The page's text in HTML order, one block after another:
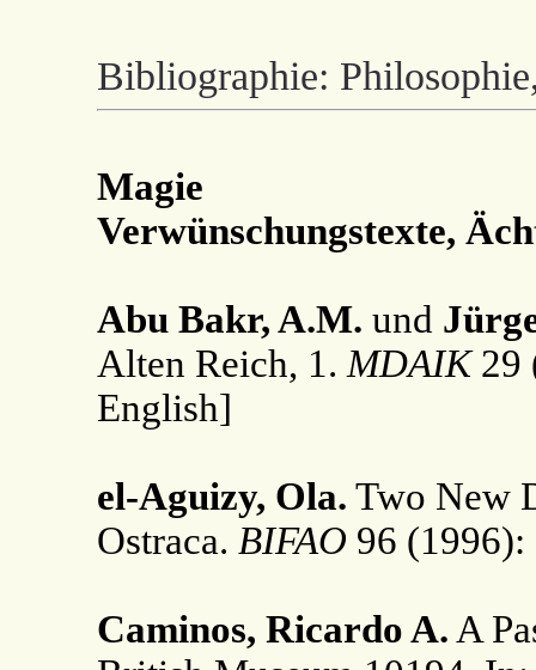
Bibliographie:
Magie
Verwünschungstexte,
Abu Bakr, A.M. und
Alten Reich, 1. MDAIK29
English]
el-Aguizy, Ola. Two New
Ostraca. BIFAO 96 (1996):
Caminos, Ricardo A. A